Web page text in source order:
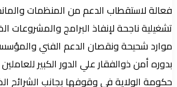
فعالة لاستقطاب الدعم من المنظمات
تشغيلية ناجحة لإنفاذ البرامج والمشروعات
موارد شحيحة ونقصان الدعم الفني
بدوره أمن ذوالفقار علي الدور الكبير
حكومة الولاية في وقوفها بجانب الشرائح